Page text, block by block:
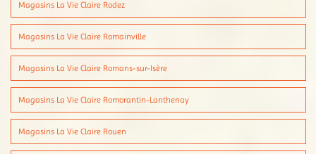
Magasins La Vie Claire Rodez
Magasins La Vie Claire Romainville
Magasins La Vie Claire Romans-sur-Isère
Magasins La Vie Claire Romorantin-Lanthenay
Magasins La Vie Claire Rouen